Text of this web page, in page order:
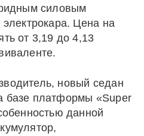
силовым
электрокара. Цена на
от 3,19 до 4,13
новый седан
базе платформы «Super
данной